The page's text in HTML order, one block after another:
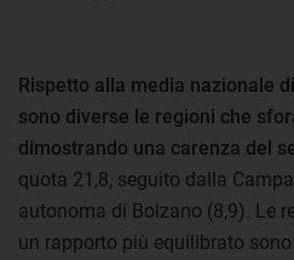
Rispetto alla media nazionale
sono diverse le regioni che
dimostrando una carenza del
quota 21,8, seguito dalla
autonoma di Bolzano (8,9). Le
un rapporto più equilibrato